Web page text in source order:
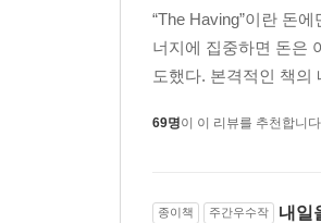
--- p.149
그녀가 컵을 좌우로 흔들
해 가지고 있는 편안한 마
반드시 가장 큰 과실을 딸
“불안과 긴장의 자석은 돈
-본문 중에서
홍주연에게는 예상치 못
“The Having”이란 돈
너지에 집중하면 돈은
도했다. 본격적인 책
69명이 이 리뷰를 추천합니다.
종이책 주간우수작 내일